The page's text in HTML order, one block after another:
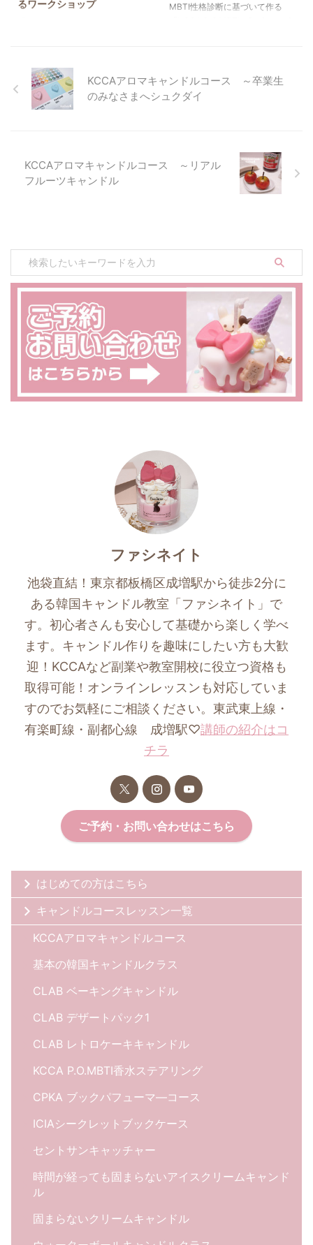
ついて学ぶのですが、簡単な性格
☆ 香水作りの資格があると、簡
るワークショップ
多数行われ、体験を通して新たな
発見や学びを感じていただけたの
ではないかと思います。たとえ
然素材や不要になったものに新し
い命を吹き込むような体験は感動
しますね！ 私は今回、「MBTI香
MBTI性格診断に基づいて作る
導講師資格が取得できる新しいレ
ッスンです。 今回は、カップル
で香水作りのレッスンにご参加い
香りを確認。最後は自分のMBTI
に合う香りを組み合わせて世界に
ひとつだけのオリジナル香水を制
KCCAアロマキャンドルコース ～卒業生
のみなさまへシュクダイ
KCCAアロマキャンドルコース ～リアル
フルーツキャンドル
ファシネイト
池袋直結！東京都板橋区成増駅から徒歩2分に
ある韓国キャンドル教室「ファシネイト」で
す。初心者さんも安心して基礎から楽しく学べ
ます。キャンドル作りを趣味にしたい方も大歓
迎！KCCAなど副業や教室開校に役立つ資格も
取得可能！オンラインレッスンも対応していま
すのでお気軽にご相談ください。東武東上線・
有楽町線・副都心線 成増駅♡講師の紹介はコ
チラ
ご予約・お問い合わせはこちら
はじめての方はこちら
キャンドルコースレッスン一覧
KCCAアロマキャンドルコース
基本の韓国キャンドルクラス
CLAB ベーキングキャンドル
CLAB デザートパック1
CLAB レトロケーキキャンドル
KCCA P.O.MBTI香水ステアリング
CPKA ブックパフューマ―コース
ICIAシークレットブックケース
セントサンキャッチャー
時間が経っても固まらないアイスクリームキャンド
ル
固まらないクリームキャンドル